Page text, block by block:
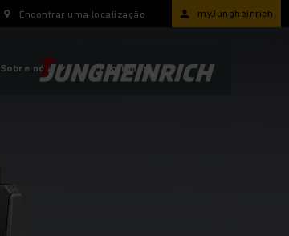
Encontrar uma localização myJungheinrich
Sobre nós ProfiShop